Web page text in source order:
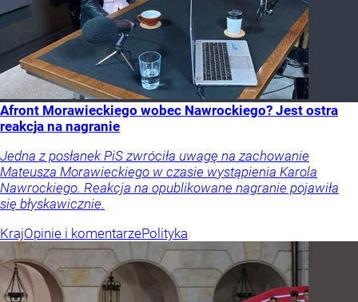
Afront Morawieckiego wobec Nawrockiego? Jest ostra
reakcja na nagranie
Jedna z posłanek PiS zwróciła uwagę na zachowanie
Mateusza Morawieckiego w czasie wystąpienia Karola
Nawrockiego. Reakcja na opublikowane nagranie pojawiła
się błyskawicznie.
KrajOpinie i komentarzePolityka